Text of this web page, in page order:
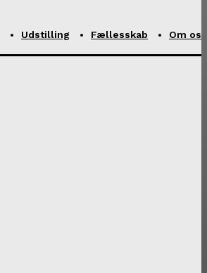
Udstilling Fællesskab Om os